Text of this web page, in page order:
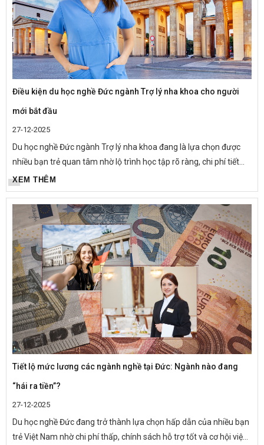
Điều kiện du học nghề Đức ngành Trợ lý nha khoa cho người
mới bắt đầu
27-12-2025
Du học nghề Đức ngành Trợ lý nha khoa đang là lựa chọn được
nhiều bạn trẻ quan tâm nhờ lộ trình học tập rõ ràng, chi phí tiết
kiệm và cơ hội việc làm – định cư bền vững tại châu Âu....
XEM THÊM
Tiết lộ mức lương các ngành nghề tại Đức: Ngành nào đang
“hái ra tiền”?
27-12-2025
Du học nghề Đức đang trở thành lựa chọn hấp dẫn của nhiều bạn
trẻ Việt Nam nhờ chi phí thấp, chính sách hỗ trợ tốt và cơ hội việc